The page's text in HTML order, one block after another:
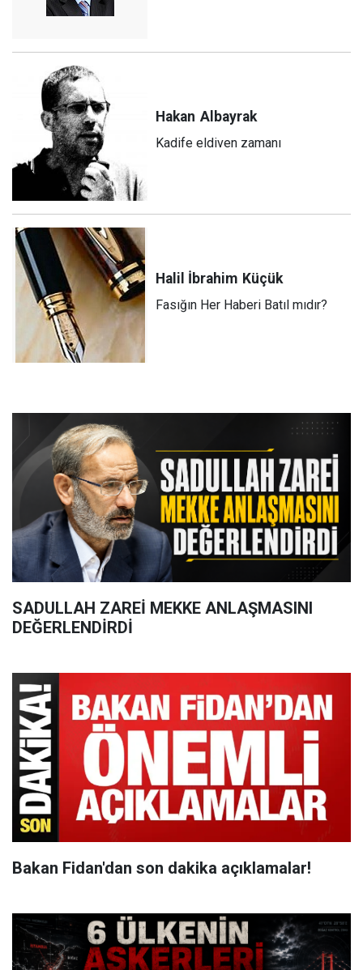
Hakan Albayrak
Kadife eldiven zamanı
Halil İbrahim Küçük
Fasığın Her Haberi Batıl mıdır?
SADULLAH ZAREİ MEKKE ANLAŞMASINI
DEĞERLENDİRDİ
Bakan Fidan'dan son dakika açıklamalar!